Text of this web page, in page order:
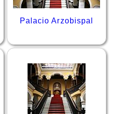
Palacio Arzobispal